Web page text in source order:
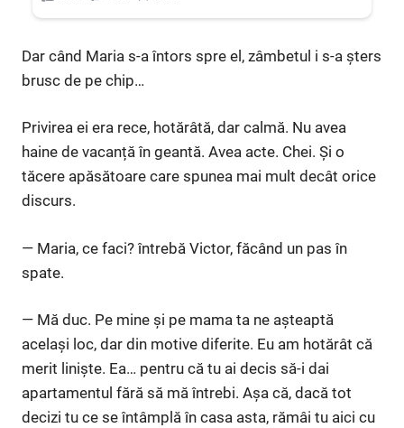
Dar când Maria s-a întors spre el, zâmbetul i s-a șters
brusc de pe chip…
Privirea ei era rece, hotărâtă, dar calmă. Nu avea
haine de vacanță în geantă. Avea acte. Chei. Și o
tăcere apăsătoare care spunea mai mult decât orice
discurs.
— Maria, ce faci? întrebă Victor, făcând un pas în
spate.
— Mă duc. Pe mine și pe mama ta ne așteaptă
același loc, dar din motive diferite. Eu am hotărât că
merit liniște. Ea… pentru că tu ai decis să-i dai
apartamentul fără să mă întrebi. Așa că, dacă tot
decizi tu ce se întâmplă în casa asta, rămâi tu aici cu